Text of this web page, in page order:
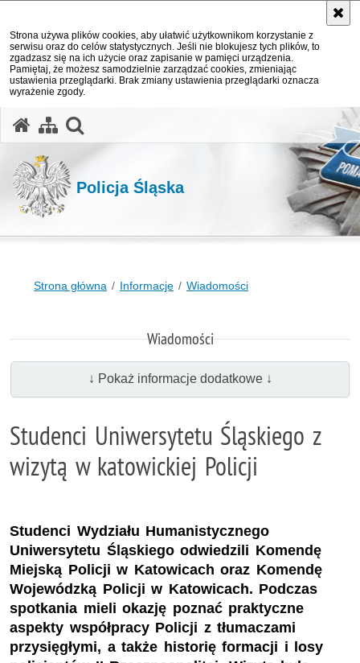
Strona używa plików cookies, aby ułatwić użytkownikom korzystanie z
serwisu oraz do celów statystycznych. Jeśli nie blokujesz tych plików, to
zgadzasz się na ich użycie oraz zapisanie w pamięci urządzenia.
Pamiętaj, że możesz samodzielnie zarządzać cookies, zmieniając
ustawienia przeglądarki. Brak zmiany ustawienia przeglądarki oznacza
wyrażenie zgody.
Policja Śląska
Strona główna Informacje Wiadomości
Wiadomości
↓ Pokaż informacje dodatkowe ↓
Studenci Uniwersytetu Śląskiego z
wizytą w katowickiej Policji
Studenci Wydziału Humanistycznego
Uniwersytetu Śląskiego odwiedzili Komendę
Miejską Policji w Katowicach oraz Komendę
Wojewódzką Policji w Katowicach. Podczas
spotkania mieli okazję poznać praktyczne
aspekty współpracy Policji z tłumaczami
przysięgłymi, a także historię formacji i losy